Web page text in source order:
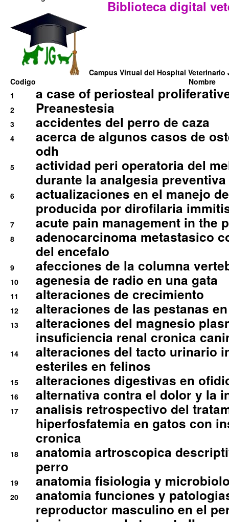
Biblioteca digital
Campus Virtual del Hospital Veterinario
Codigo
Nombre
1
a case of periosteal
2 Preanestesia
3 accidentes del perro de caza
4
acerca de algunos casos de
odh
5
actividad peri operatoria del
durante la analgesia
6
actualizaciones en el manejo
producida por dirofilaria
7 acute pain management in the
8
adenocarcinoma metastasico
del encefalo
9 afecciones de la columna
10 agenesia de radio en una gata
11 alteraciones de crecimiento
12 alteraciones de las pestanas
13
alteraciones del magnesio
insuficiencia renal cronica
14
alteraciones del tacto urinario
esteriles en felinos
15 alteraciones digestivas en
16 alternativa contra el dolor y la
17
analisis retrospectivo del
hiperfosfatemia en gatos con
cronica
18
anatomia artroscopica
perro
19 anatomia fisiologia y
20
anatomia funciones y
reproductor masculino en el